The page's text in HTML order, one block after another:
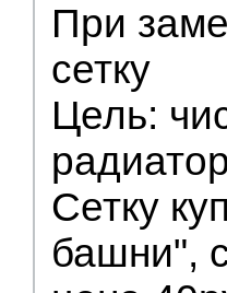
При
сетку
Цель:
Сетку
башни",